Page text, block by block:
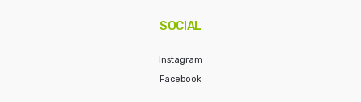
SOCIAL
Instagram
Facebook